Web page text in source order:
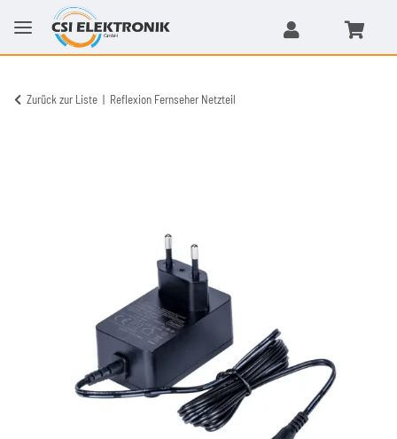
Zurück zur Liste Reflexion Fernseher Netzteil